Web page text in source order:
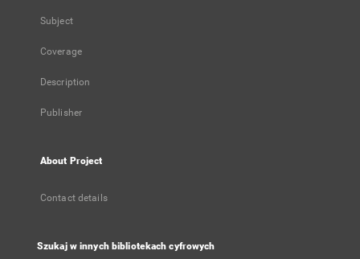
Subject
Coverage
Description
Publisher
About Project
Contact details
Szukaj w innych bibliotekach cyfrowych